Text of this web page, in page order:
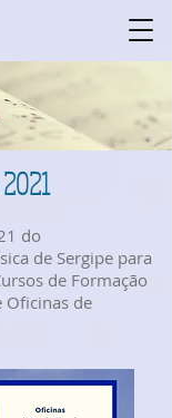
do
de Sergipe para
de Formação
Oficinas de